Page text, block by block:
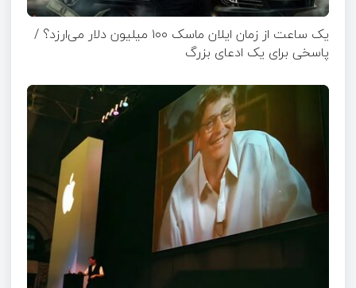
یک ساعت از زمان ایلان ماسک ۱۰۰ میلیون دلار می‌ارزد؟ /
پاسخی برای یک ادعای بزرگ